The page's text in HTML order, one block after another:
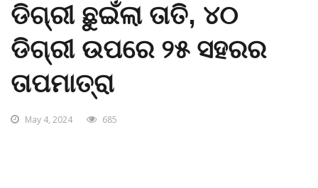
ଡିଗ୍ରୀ ଛୁଇଁଲା ତାତି, ୪୦
ଡିଗ୍ରୀ ଉପରେ ୨୫ ସହରର
ତାପମାତ୍ରା
May 4, 2024 685